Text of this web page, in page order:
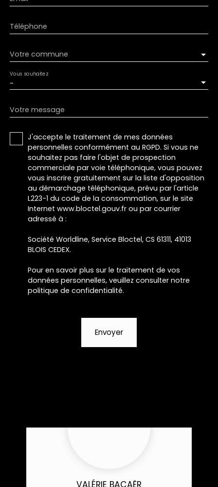
Téléphone
Votre commune
-
Vous souhaitez
Votre message
J'accepte le traitement de mes données
personnelles conformément au RGPD. Si vous ne
souhaitez pas faire l'objet de prospection
commerciale par voie téléphonique, vous pouvez
vous inscrire gratuitement sur la liste d'opposition
au démarchage téléphonique, prévu par l'article
L223-1 du code de la consommation, sur le site
Internet www.bloctel.gouv.fr ou par courrier
adressé à :
Société Worldline, Service Bloctel, CS 61311, 41013
BLOIS CEDEX.
Pour en savoir plus sur le traitement de vos
données personnelles, veuillez consulter notre
politique de confidentialité.
Envoyer
VALÉRIE BACAËR